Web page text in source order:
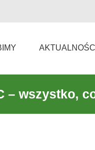
AKTUALNOŚCI
– wszystko,